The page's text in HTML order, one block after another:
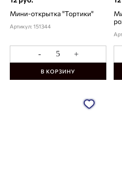
Мини-открытка "Тортики"
Артикул: 151344
- +
В КОРЗИНУ